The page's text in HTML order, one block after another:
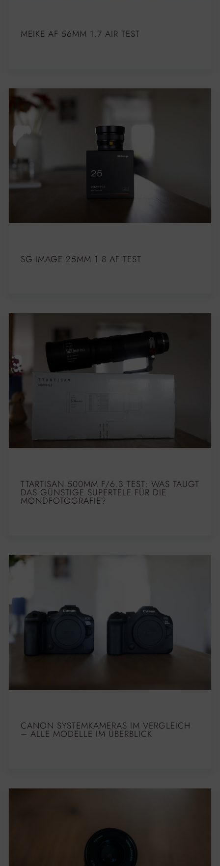
MEIKE AF 56MM 1.7 AIR TEST
SG-IMAGE 25MM 1.8 AF TEST
TTARTISAN 500MM F/6.3 TEST: WAS TAUGT
DAS GÜNSTIGE SUPERTELE FÜR DIE
MONDFOTOGRAFIE?
CANON SYSTEMKAMERAS IM VERGLEICH
– ALLE MODELLE IM ÜBERBLICK